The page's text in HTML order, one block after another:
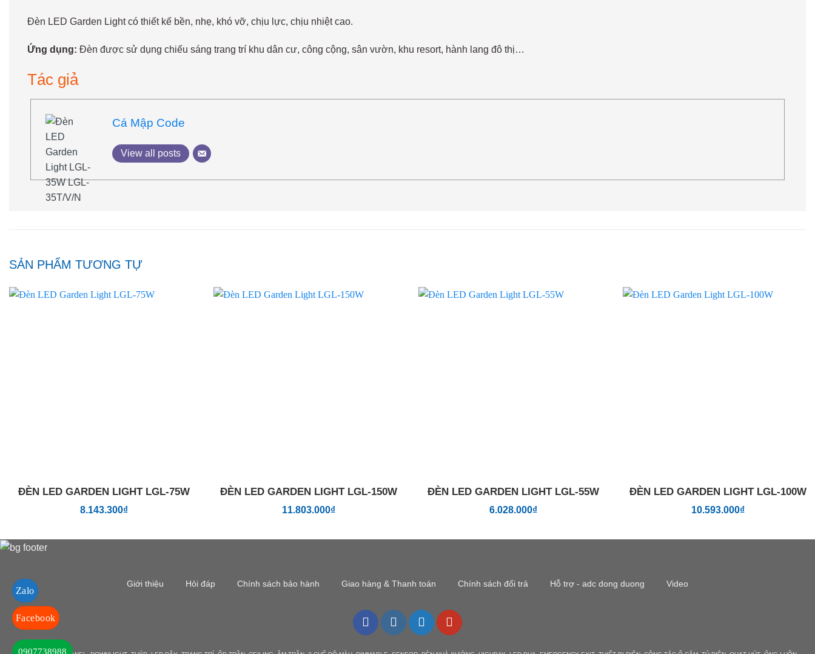
Đèn LED Garden Light có thiết kế bền, nhẹ, khó vỡ, chịu lực, chịu nhiệt cao.
Ứng dụng: Đèn được sử dụng chiếu sáng trang trí khu dân cư, công cộng, sân vườn, khu resort, hành lang đô thị…
Tác giả
Cá Mập Code
View all posts
SẢN PHẨM TƯƠNG TỰ
ĐÈN LED GARDEN LIGHT LGL-75W
8.143.300₫
ĐÈN LED GARDEN LIGHT LGL-150W
11.803.000₫
ĐÈN LED GARDEN LIGHT LGL-55W
6.028.000₫
ĐÈN LED GARDEN LIGHT LGL-100W
10.593.000₫
Giới thiệu Hỏi đáp Chính sách bảo hành Giao hàng & Thanh toán Chính sách đổi trả Hỗ trợ - adc dong duong Video
Zalo
Facebook
0907738988